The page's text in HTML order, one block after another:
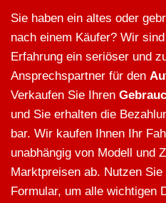
Sie haben ein altes oder
nach einem Käufer? Wir
Erfahrung ein seriöser und
Ansprechspartner für den
Verkaufen Sie Ihren
und Sie erhalten die
bar. Wir kaufen Ihnen Ihr
unabhängig von Modell und
Marktpreisen ab. Nutzen
Formular, um alle wichtigen